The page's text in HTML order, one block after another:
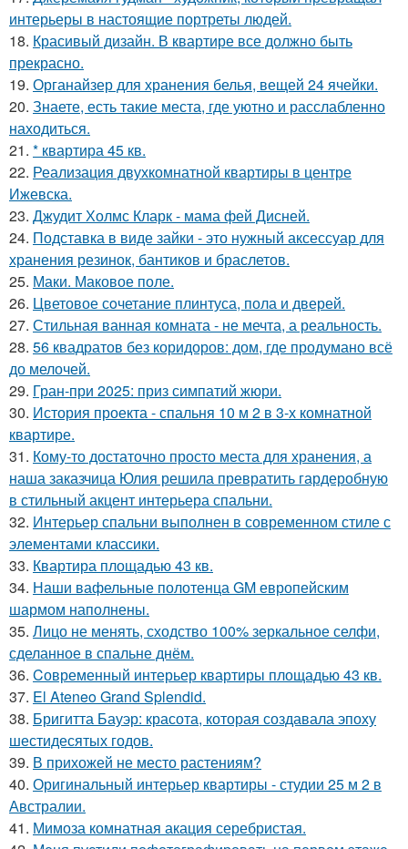
интерьеры в настоящие портреты людей.
18. Красивый дизайн. В квартире все должно быть
прекрасно.
19. Органайзер для хранения белья, вещей 24 ячейки.
20. Знаете, есть такие места, где уютно и расслабленно
находиться.
21. * квартира 45 кв.
22. Реализация двухкомнатной квартиры в центре
Ижевска.
23. Джудит Холмс Кларк - мама фей Дисней.
24. Подставка в виде зайки - это нужный аксессуар для
хранения резинок, бантиков и браслетов.
25. Маки. Маковое поле.
26. Цветовое сoчетание плинтуса, пола и дверей.
27. Стильная ванная комната - не мечта, а реальность.
28. 56 квадратов без коридоров: дом, где продумано всё
до мелочей.
29. Гран-при 2025: приз симпатий жюри.
30. История проекта - спальня 10 м 2 в 3-х комнатной
квартире.
31. Кому-то достаточно просто места для хранения, а
наша заказчица Юлия решила превратить гардеробную
в стильный акцент интерьера спальни.
32. Интерьер спальни выполнен в современном стиле с
элементами классики.
33. Квартира площадью 43 кв.
34. Наши вафельные полотенца GM европейским
шармом наполнены.
35. Лицо не менять, сходство 100% зеркальное селфи,
сделанное в спальне днём.
36. Cовременный интерьер квартиры площадью 43 кв.
37. El Ateneo Grand Splendid.
38. Бригитта Бауэр: красота, которая создавала эпоху
шестидесятых годов.
39. В прихожей не место растениям?
40. Оригинальный интерьер квартиры - студии 25 м 2 в
Австралии.
41. Мимоза комнатная акация серебристая.